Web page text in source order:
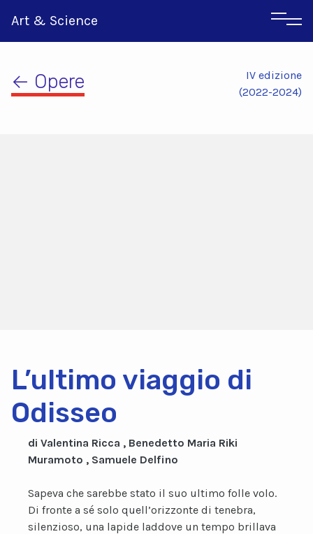
Art & Science
← Opere
IV edizione
(2022-2024)
L’ultimo viaggio di
Odisseo
di Valentina Ricca , Benedetto Maria Riki
Muramoto , Samuele Delfino
Sapeva che sarebbe stato il suo ultimo folle volo.
Di fronte a sé solo quell’orizzonte di tenebra,
silenzioso, una lapide laddove un tempo brillava